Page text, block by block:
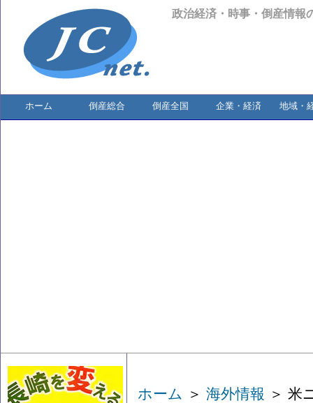
政治経済・時事・倒産情報
ホーム 倒産総合 倒産全国 企業・経済 地域・
ホーム ＞ 海外情報 ＞ 米